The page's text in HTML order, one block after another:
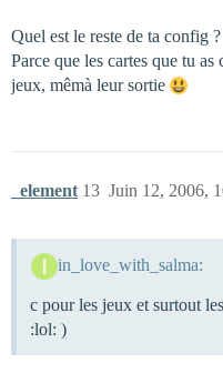
Quel est le reste de ta config ?
Parce que les cartes que tu as
jeux, mêmà leur sortie
_element Juin 12, 2006,
13
in_love_with_salma:
c pour les jeux et surtout
:lol: )